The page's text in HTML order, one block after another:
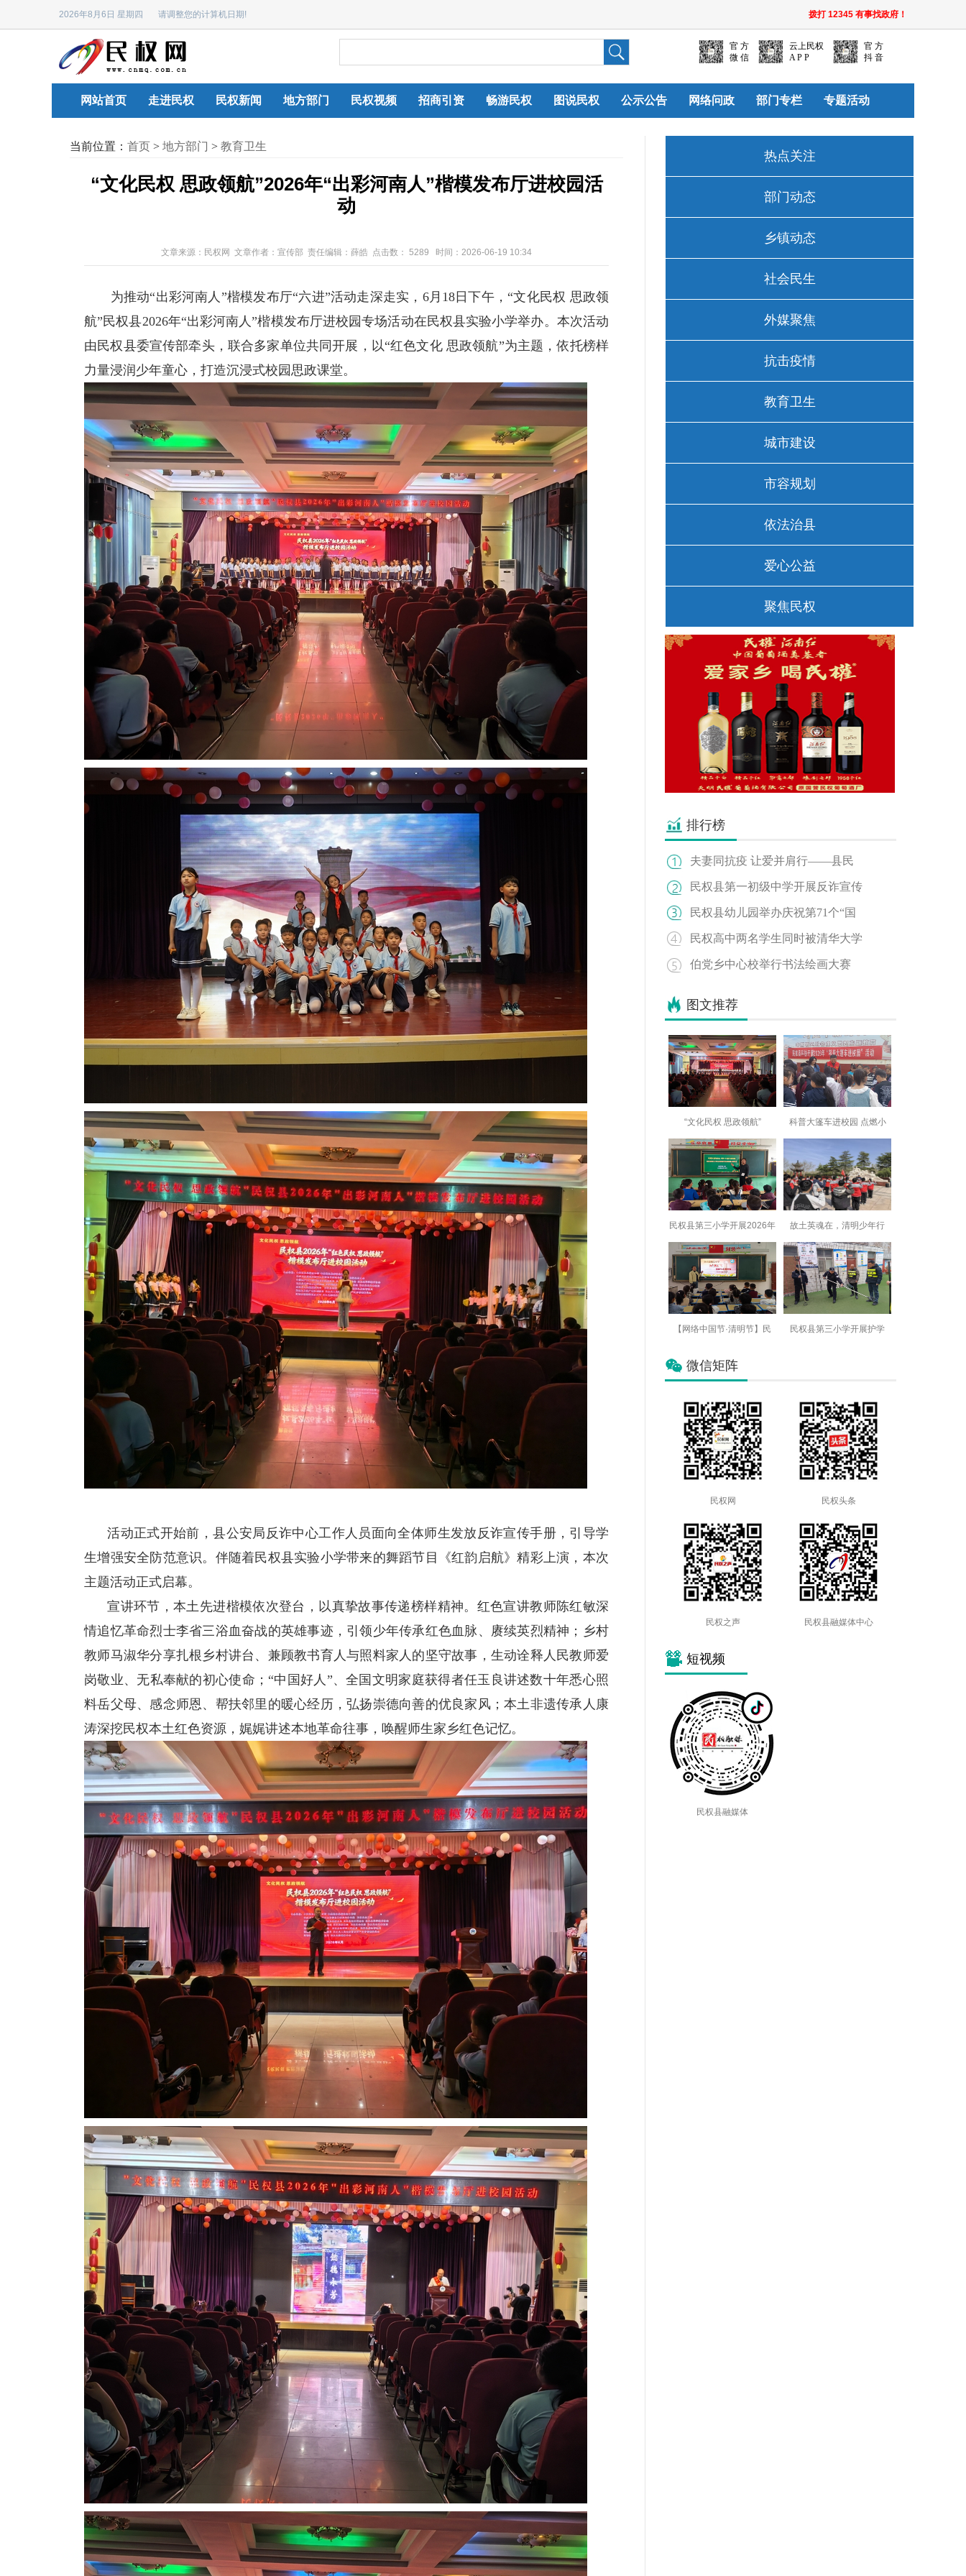
2026年8月6日 星期四 请调整您的计算机日期! 拨打 12345 有事找政府！
官 方
微 信
云上民权
A P P
官 方
抖 音
网站首页 走进民权 民权新闻 地方部门 民权视频 招商引资 畅游民权 图说民权 公示公告 网络问政 部门专栏 专题活动
当前位置： 首页 > 地方部门 > 教育卫生
“文化民权 思政领航”2026年“出彩河南人”楷模发布厅进校园活
动
文章来源：民权网 文章作者：宣传部 责任编辑：薛皓 点击数： 5289 时间：2026-06-19 10:34
为推动“出彩河南人”楷模发布厅“六进”活动走深走实，6月18日下午，“文化民权 思政领
航”民权县2026年“出彩河南人”楷模发布厅进校园专场活动在民权县实验小学举办。本次活动
由民权县委宣传部牵头，联合多家单位共同开展，以“红色文化 思政领航”为主题，依托榜样
力量浸润少年童心，打造沉浸式校园思政课堂。
活动正式开始前，县公安局反诈中心工作人员面向全体师生发放反诈宣传手册，引导学
生增强安全防范意识。伴随着民权县实验小学带来的舞蹈节目《红韵启航》精彩上演，本次
主题活动正式启幕。
宣讲环节，本土先进楷模依次登台，以真挚故事传递榜样精神。红色宣讲教师陈红敏深
情追忆革命烈士李省三浴血奋战的英雄事迹，引领少年传承红色血脉、赓续英烈精神；乡村
教师马淑华分享扎根乡村讲台、兼顾教书育人与照料家人的坚守故事，生动诠释人民教师爱
岗敬业、无私奉献的初心使命；“中国好人”、全国文明家庭获得者任玉良讲述数十年悉心照
料岳父母、感念师恩、帮扶邻里的暖心经历，弘扬崇德向善的优良家风；本土非遗传承人康
涛深挖民权本土红色资源，娓娓讲述本地革命往事，唤醒师生家乡红色记忆。
热点关注
部门动态
乡镇动态
社会民生
外媒聚焦
抗击疫情
教育卫生
城市建设
市容规划
依法治县
爱心公益
聚焦民权
排行榜
夫妻同抗疫 让爱并肩行——县民
民权县第一初级中学开展反诈宣传
民权县幼儿园举办庆祝第71个“国
民权高中两名学生同时被清华大学
伯党乡中心校举行书法绘画大赛
图文推荐
“文化民权 思政领航” 科普大篷车进校园 点燃小
民权县第三小学开展2026年 故土英魂在，清明少年行
【网络中国节·清明节】民 民权县第三小学开展护学
微信矩阵
民权网 民权头条
民权之声 民权县融媒体中心
短视频
民权县融媒体